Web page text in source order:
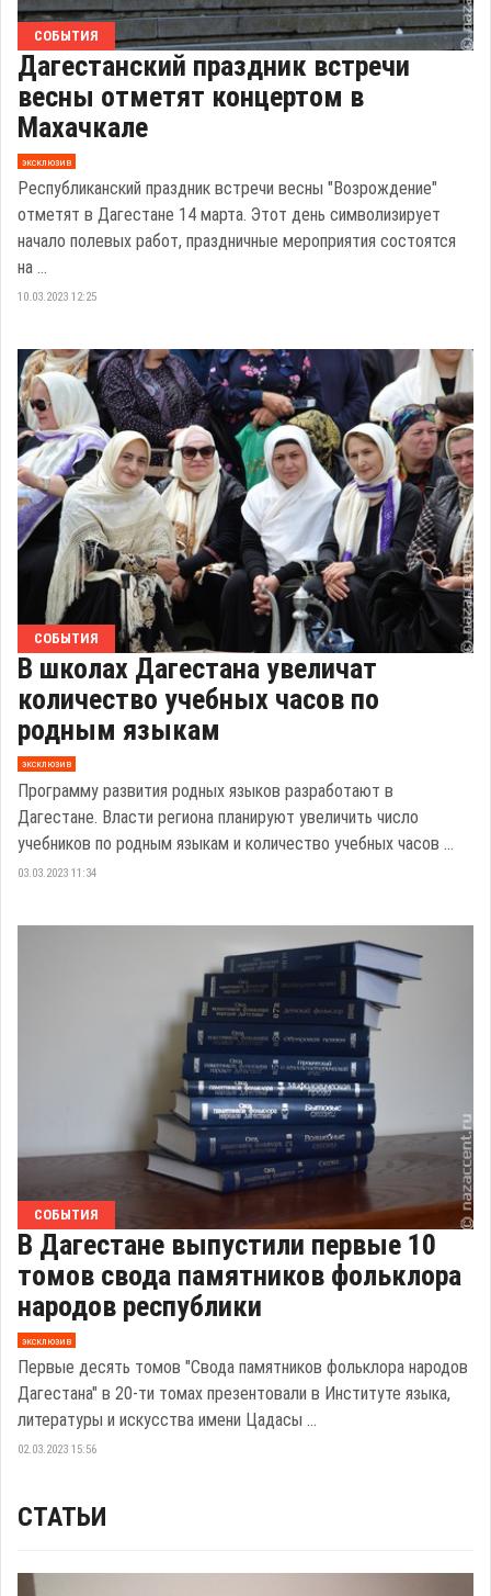
СОБЫТИЯ
Дагестанский праздник встречи
весны отметят концертом в
Махачкале
эксклюзив
Республиканский праздник встречи весны "Возрождение"
отметят в Дагестане 14 марта. Этот день символизирует
начало полевых работ, праздничные мероприятия состоятся
на ...
10.03.2023 12:25
СОБЫТИЯ
В школах Дагестана увеличат
количество учебных часов по
родным языкам
эксклюзив
Программу развития родных языков разработают в
Дагестане. Власти региона планируют увеличить число
учебников по родным языкам и количество учебных часов ...
03.03.2023 11:34
СОБЫТИЯ
В Дагестане выпустили первые 10
томов свода памятников фольклора
народов республики
эксклюзив
Первые десять томов "Свода памятников фольклора народов
Дагестана" в 20-ти томах презентовали в Институте языка,
литературы и искусства имени Цадасы ...
02.03.2023 15:56
СТАТЬИ